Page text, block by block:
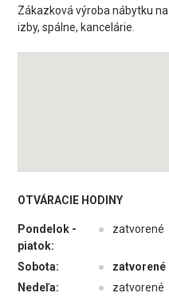
Zákazková výroba nábytku
izby, spálne, kancelárie.
OTVÁRACIE HODINY
Pondelok -
piatok:
● zatvorené
Sobota: ●
zatvorené
Nedeľa:
● zatvorené